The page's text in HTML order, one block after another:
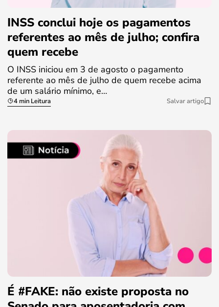
INSS conclui hoje os pagamentos
referentes ao mês de julho; confira
quem recebe
O INSS iniciou em 3 de agosto o pagamento
referente ao mês de julho de quem recebe acima
de um salário mínimo, e…
4 min Leitura Salvar artigo
É #FAKE: não existe proposta no